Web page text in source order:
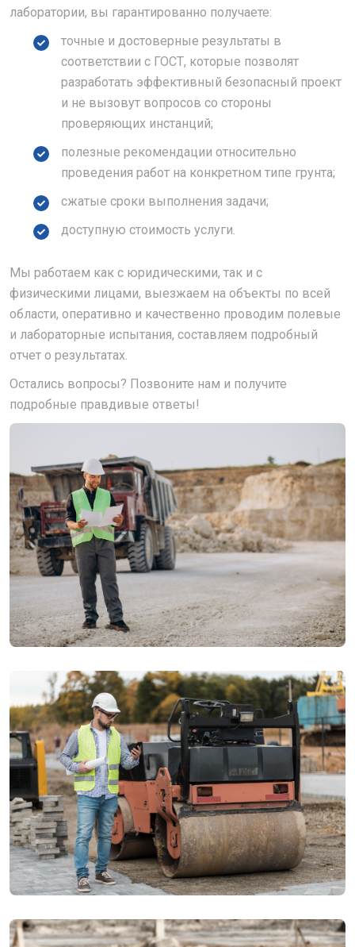
лаборатории, вы гарантированно получаете:
точные и достоверные результаты в
соответствии с ГОСТ, которые позволят
разработать эффективный безопасный проект
и не вызовут вопросов со стороны
проверяющих инстанций;
полезные рекомендации относительно
проведения работ на конкретном типе грунта;
сжатые сроки выполнения задачи;
доступную стоимость услуги.
Мы работаем как с юридическими, так и с
физическими лицами, выезжаем на объекты по всей
области, оперативно и качественно проводим полевые
и лабораторные испытания, составляем подробный
отчет о результатах.
Остались вопросы? Позвоните нам и получите
подробные правдивые ответы!